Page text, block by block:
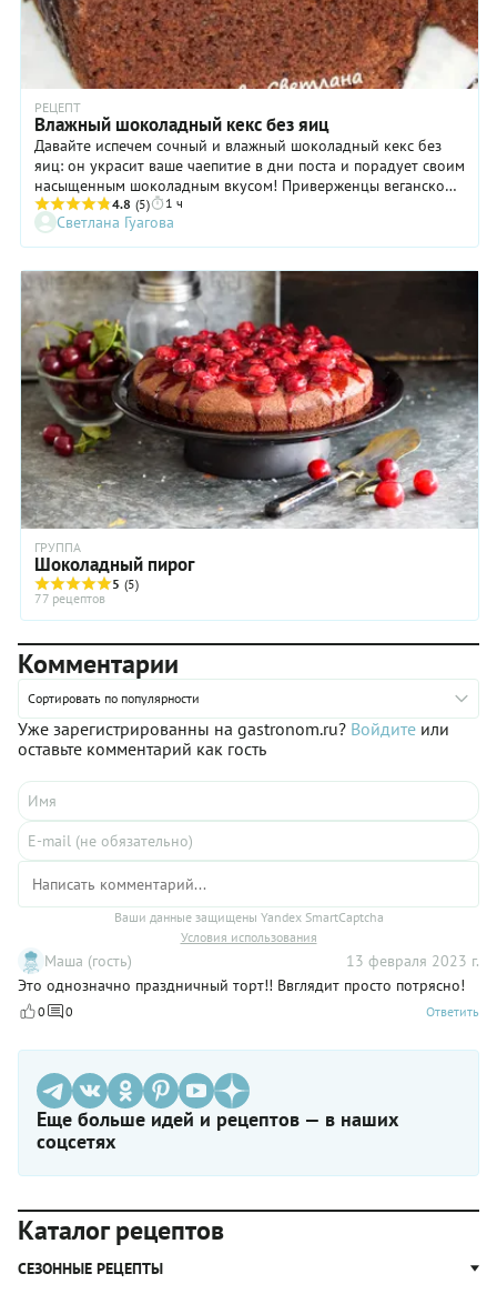
РЕЦЕПТ
Влажный шоколадный кекс без яиц
Давайте испечем сочный и влажный шоколадный кекс без
яиц: он украсит ваше чаепитие в дни поста и порадует своим
насыщенным шоколадным вкусом! Приверженцы веганской
системы питания тоже смело могут к нам присоединиться, а
вот любители привычной многим выпечки с содержанием
скоромных продуктов никакого подвоха не заметят: наше
вкусное угощение понравится всем. Что касается украшения,
то я рекомендую украсить кекс по вашему настроению. А
для тех, кто не сильно расположен к творческим
экспериментам, я подготовила советы ниже.
4.8 (5) 1 ч
Светлана Гуагова
ГРУППА
Шоколадный пирог
5 (5)
77 рецептов
Комментарии
Сортировать по популярности
Уже зарегистрированны на gastronom.ru? Войдите или
оставьте комментарий как гость
Ваши данные защищены Yandex SmartCaptcha
Условия использования
Маша (гость)
13 февраля 2023 г.
Это однозначно праздничный торт!! Ввглядит просто потрясно!
0 0 Ответить
Еще больше идей и рецептов — в наших
соцсетях
Каталог рецептов
СЕЗОННЫЕ РЕЦЕПТЫ